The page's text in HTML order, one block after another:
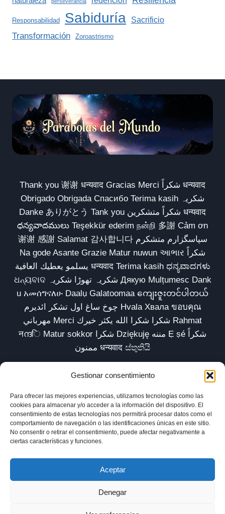
Gestionar consentimiento
Para ofrecer las mejores experiencias, utilizamos tecnologías como las
cookies para almacenar y/o acceder a la información del dispositivo. El
consentimiento de estas tecnologías nos permitirá procesar datos como el
comportamiento de navegación o las identificaciones únicas en este sitio.
No consentir o retirar el consentimiento, puede afectar negativamente a
ciertas características y funciones.
Aceptar
Denegar
Responsabilidad Sabiduría Sacrificio
Transformación Zoroastrismo
Thank you 谢谢 धन्यवाद Gracias Merci شكراً धन्यवाद
Obrigado Obrigada Спасибо Terima kasih شکریہ
Danke ありがとう Tank you شكراً متشكرين धन्यवाद
ధన్యవాదములు Teşekkür ederim நன்றி 多謝 Cảm ơn
谢谢 感謝 Salamat 감사합니다 سپاسگزارم متشکرم
Na gode Asante Grazie Matur nuwun આભાર شكراً
يسلمو يعطيك العافية धन्यवाद Terima kasih ಧನ್ಯವಾದಗಳು
ଧନ୍ୟବାଦ شکریہ تھوڑا شکریہ Дякую Mulțumesc Dank
u አመሰግናለሁ Daalụ Galatoomaa ကျေးဇူးတင်ပါတယ်
چوخ ساغ اول تشکر ائدیرم Hvala Хвала ขอบคุณ
مهرباني Merci شكرا شكرا الله يكثر خيرك Rahmat
नന്ദि Matur sokkor شكرا Dziękuję مننه Ẹ ṣé شكراً
ممنون धन्यवाद ස්තුතියි
Inicio Biblioteca Parábolas TV
Comunidad
Esencia
Blog
Política de privacidad
Aviso legal
Política de cookies (UE)